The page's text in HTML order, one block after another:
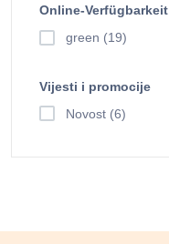
Online-Verfügbarkeit
green (19)
Vijesti i promocije
Novost (6)